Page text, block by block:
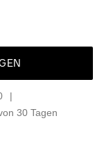
30 Tagen